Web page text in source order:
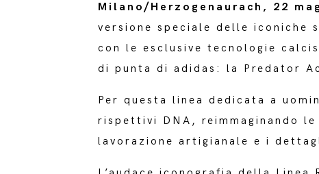
Milano/Herzogenaurach, 22
versione speciale delle iconiche
con le esclusive tecnologie
di punta di adidas: la Predator
Per questa linea dedicata a
rispettivi DNA, reimmaginando
lavorazione artigianale e i